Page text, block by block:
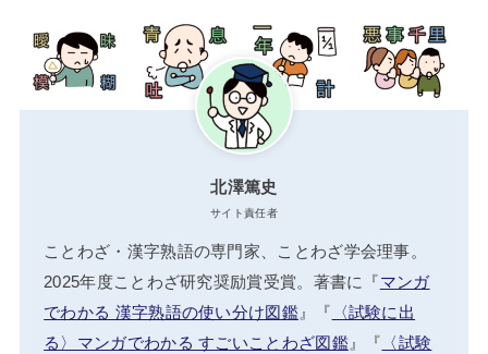
北澤篤史
サイト責任者
ことわざ・漢字熟語の専門家、ことわざ学会理事。
2025年度ことわざ研究奨励賞受賞。著書に『マンガ
でわかる 漢字熟語の使い分け図鑑』『 〈試験に出
る〉マンガでわかる すごいことわざ図鑑』『 〈試験